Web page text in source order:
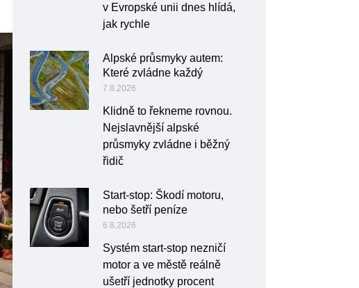
v Evropské unii dnes hlídá,
jak rychle
Alpské průsmyky autem:
Které zvládne každý
7.8.2026
Klidně to řekneme rovnou.
Nejslavnější alpské
průsmyky zvládne i běžný
řidič
Start-stop: Škodí motoru,
nebo šetří peníze
6.8.2026
Systém start-stop nezničí
motor a ve městě reálně
ušetří jednotky procent